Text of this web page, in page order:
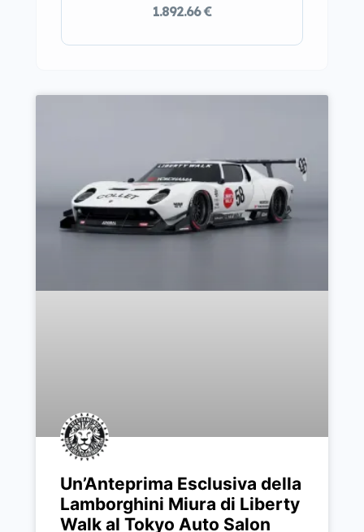
1.892.66 €
Un’Anteprima Esclusiva della
Lamborghini Miura di Liberty
Walk al Tokyo Auto Salon